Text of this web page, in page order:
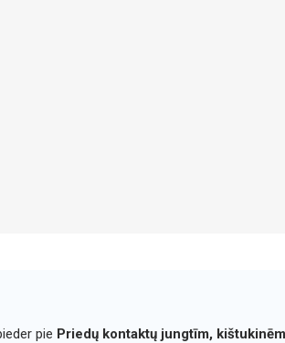
pie Priedų kontaktų jungtīm,